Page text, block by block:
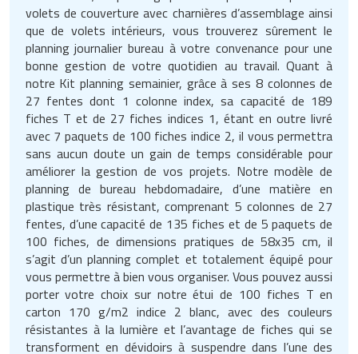
Matériel de musculation
Vêtement sportif
Rôtisserie professionnelle
Sautause professionnelle
Table de cuisson professionnelle
Tables de préparation réfrigérées
Ustensile de cuisine
Vaisselle restaurant
Vitrines réfrigérées
volets de couverture avec charnières d’assemblage ainsi
que de volets intérieurs, vous trouverez sûrement le
planning journalier bureau à votre convenance pour une
bonne gestion de votre quotidien au travail. Quant à
notre Kit planning semainier, grâce à ses 8 colonnes de
27 fentes dont 1 colonne index, sa capacité de 189
fiches T et de 27 fiches indices 1, étant en outre livré
avec 7 paquets de 100 fiches indice 2, il vous permettra
sans aucun doute un gain de temps considérable pour
améliorer la gestion de vos projets. Notre modèle de
planning de bureau hebdomadaire, d’une matière en
plastique très résistant, comprenant 5 colonnes de 27
fentes, d’une capacité de 135 fiches et de 5 paquets de
100 fiches, de dimensions pratiques de 58x35 cm, il
s’agit d’un planning complet et totalement équipé pour
vous permettre à bien vous organiser. Vous pouvez aussi
porter votre choix sur notre étui de 100 fiches T en
carton 170 g/m2 indice 2 blanc, avec des couleurs
résistantes à la lumière et l’avantage de fiches qui se
transforment en dévidoirs à suspendre dans l’une des